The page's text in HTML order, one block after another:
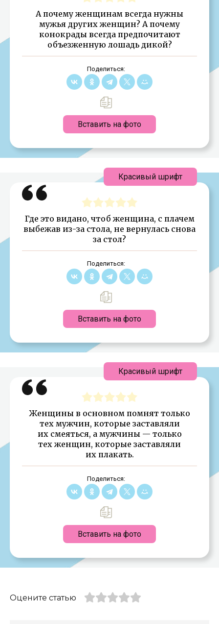
А почему женщинам всегда нужны
мужья других женщин? А почему
конокрады всегда предпочитают
объезженную лошадь дикой?
Поделиться:
Вставить на фото
Где это видано, чтоб женщина, с плачем
выбежав из-за стола, не вернулась снова
за стол?
Поделиться:
Вставить на фото
Красивый шрифт
Женщины в основном помнят только
тех мужчин, которые заставляли
их смеяться, а мужчины — только
тех женщин, которые заставляли
их плакать.
Поделиться:
Вставить на фото
Красивый шрифт
Оцените статью